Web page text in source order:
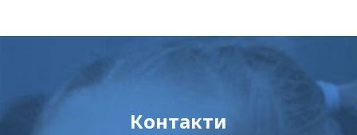
Контакти